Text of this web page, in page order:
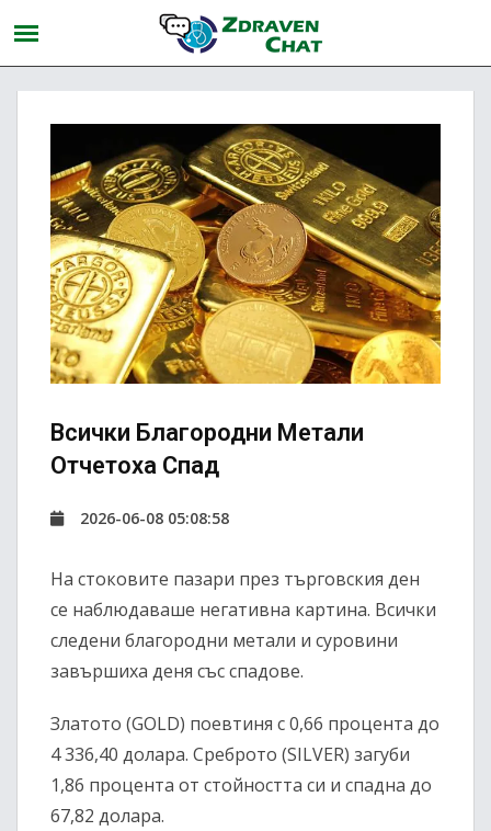
Всички Благородни Метали
Отчетоха Спад
2026-06-08 05:08:58
На стоковите пазари през търговския ден
се наблюдаваше негативна картина. Всички
следени благородни метали и суровини
завършиха деня със спадове.
Златото (GOLD) поевтиня с 0,66 процента до
4 336,40 долара. Среброто (SILVER) загуби
1,86 процента от стойността си и спадна до
67,82 долара.